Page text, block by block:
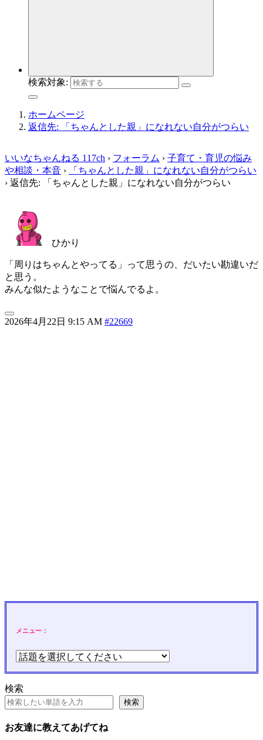
検索対象:
ホームページ
返信先: 「ちゃんとした親」になれない自分がつらい
いいなちゃんねる 117ch › フォーラム › 子育て・育児の悩み
や相談・本音 ›
「ちゃんとした親」になれない自分がつらい
› 返信先: 「ちゃんとした親」になれない自分がつらい
2026年4月22日 9:15 AM #22669
ひかり
「周りはちゃんとやってる」って思うの、だいたい勘違いだ
と思う。
みんな似たようなことで悩んでるよ。
メニュー：
検索
検索
お友達に教えてあげてね